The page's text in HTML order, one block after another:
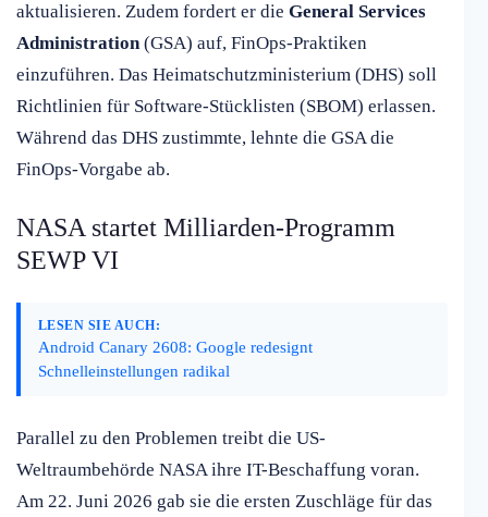
aktualisieren. Zudem fordert er die General Services
Administration(GSA) auf, FinOps-Praktiken
einzuführen. Das Heimatschutzministerium (DHS) soll
Richtlinien für Software-Stücklisten (SBOM) erlassen.
Während das DHS zustimmte, lehnte die GSA die
FinOps-Vorgabe ab.
NASA startet Milliarden-Programm
SEWP VI
LESEN SIE AUCH:
Android Canary 2608: Google redesignt
Schnelleinstellungen radikal
Parallel zu den Problemen treibt die US-
Weltraumbehörde NASA ihre IT-Beschaffung voran.
Am 22. Juni 2026 gab sie die ersten Zuschläge für das